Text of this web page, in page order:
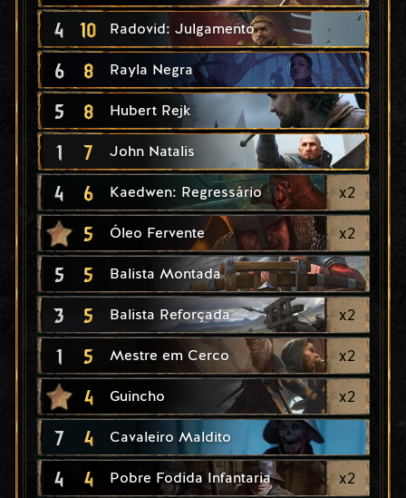
4 10 Radovid: Julgamento
6 8 Rayla Negra
5 8 Hubert Rejk
1 7 John Natalis
4 6 Kaedwen: Regressário x2
5 Óleo Fervente x2
5 5 Balista Montada
3 5 Balista Reforçada x2
1 5 Mestre em Cerco x2
4 Guincho x2
7 4 Cavaleiro Maldito
4 4 Pobre Fodida Infantaria x2